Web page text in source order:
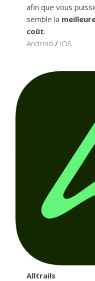
afin que vous
semble la
coût.
Android / iOS
Alltrails